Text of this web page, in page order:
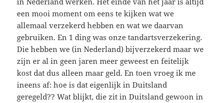
een mooi moment om eens te kijken wat we
allemaal verzekerd hebben en wat we daarvan
gebruiken. En 1 ding was onze tandartsverzekering.
Die hebben we (in Nederland) bijverzekerd maar we
zijn er al in geen jaren meer geweest en feitelijk
kost dat dus alleen maar geld. En toen vroeg ik me
ineens af: hoe is dat eigenlijk in Duitsland
geregeld?? Wat blijkt, die zit in Duitsland gewoon in